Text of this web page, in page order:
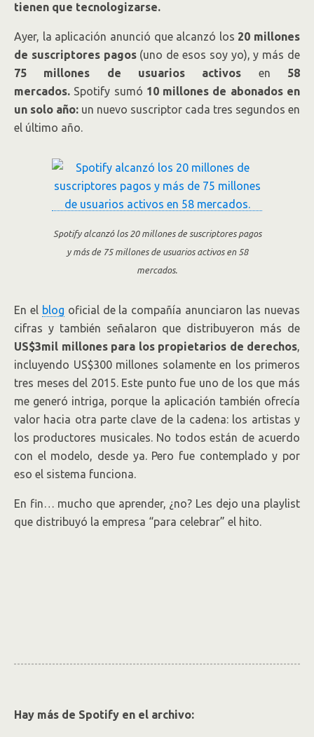
tienen que tecnologizarse.
Ayer, la aplicación anunció que alcanzó los 20 millones
de suscriptores pagos(uno de esos soy yo), y más de
75 millones de usuarios activos en 58
mercados. Spotify sumó 10 millones de abonados en
un solo año: un nuevo suscriptor cada tres segundos en
el último año.
Spotify alcanzó los 20 millones de suscriptores pagos
y más de 75 millones de usuarios activos en 58
mercados.
En el blog oficial de la compañía anunciaron las nuevas
cifras y también señalaron que distribuyeron más de
US$3mil millones para los propietarios de derechos,
incluyendo US$300 millones solamente en los primeros
tres meses del 2015. Este punto fue uno de los que más
me generó intriga, porque la aplicación también ofrecía
valor hacia otra parte clave de la cadena: los artistas y
los productores musicales. No todos están de acuerdo
con el modelo, desde ya. Pero fue contemplado y por
eso el sistema funciona.
En fin… mucho que aprender, ¿no? Les dejo una playlist
que distribuyó la empresa “para celebrar” el hito.
Hay más de Spotify en el archivo: